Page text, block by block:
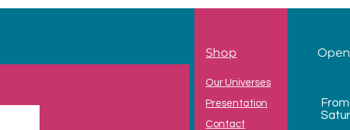
Shop
Our Universes
Presentation
Contact